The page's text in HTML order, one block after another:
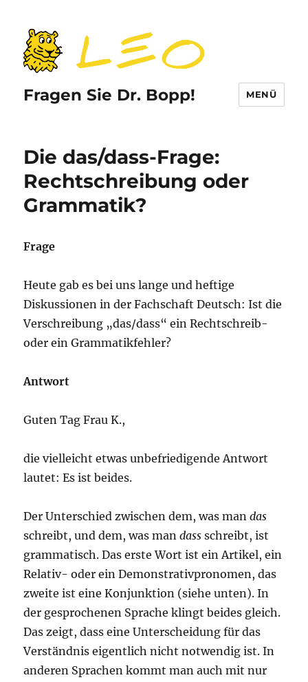
Fragen Sie Dr. Bopp! MENÜ
Die das/dass-Frage:
Rechtschreibung oder
Grammatik?
Frage
Heute gab es bei uns lange und heftige
Diskussionen in der Fachschaft Deutsch: Ist die
Verschreibung „das/dass“ ein Rechtschreib-
oder ein Grammatikfehler?
Antwort
Guten Tag Frau K.,
die vielleicht etwas unbefriedigende Antwort
lautet: Es ist beides.
Der Unterschied zwischen dem, was mandas
schreibt, und dem, was mandass schreibt, ist
grammatisch. Das erste Wort ist ein Artikel, ein
Relativ- oder ein Demonstrativpronomen, das
zweite ist eine Konjunktion (siehe unten). In
der gesprochenen Sprache klingt beides gleich.
Das zeigt, dass eine Unterscheidung für das
Verständnis eigentlich nicht notwendig ist. In
anderen Sprachen kommt man auch mit nur